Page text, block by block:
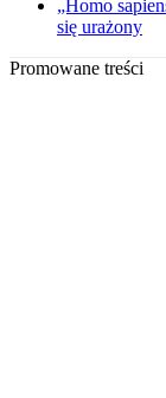
„Homo
się urażony
Promowane treści